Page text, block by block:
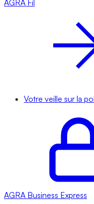
AGRA Fil
Votre veille sur la
AGRA Business Express